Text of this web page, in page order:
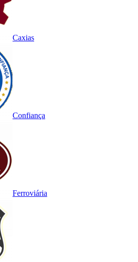
Caxias
Confiança
Ferroviária